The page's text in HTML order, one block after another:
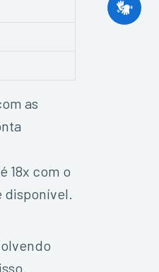
as
18x com o
disponível.